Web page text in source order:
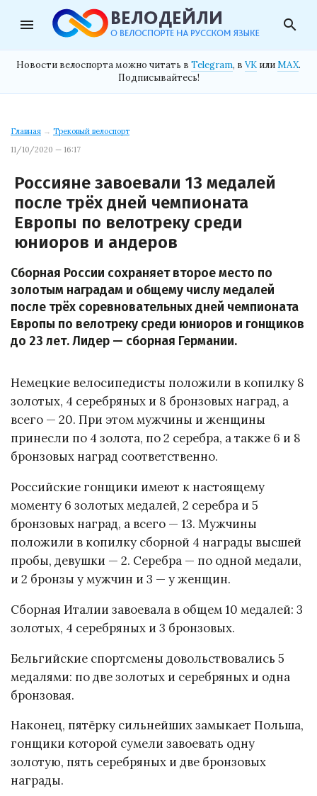
menu search
Новости велоспорта можно читать в Telegram, в VK илиMAX.
Подписывайтесь!
Главная → Трековый велоспорт
11/10/2020 — 16:17
Россияне завоевали 13 медалей
после трёх дней чемпионата
Европы по велотреку среди
юниоров и андеров
Сборная России сохраняет второе место по
золотым наградам и общему числу медалей
после трёх соревновательных дней чемпионата
Европы по велотреку среди юниоров и гонщиков
до 23 лет. Лидер — сборная Германии.
Немецкие велосипедисты положили в копилку 8
золотых, 4 серебряных и 8 бронзовых наград, а
всего — 20. При этом мужчины и женщины
принесли по 4 золота, по 2 серебра, а также 6 и 8
бронзовых наград соответственно.
Российские гонщики имеют к настоящему
моменту 6 золотых медалей, 2 серебра и 5
бронзовых наград, а всего — 13. Мужчины
положили в копилку сборной 4 награды высшей
пробы, девушки — 2. Серебра — по одной медали,
и 2 бронзы у мужчин и 3 — у женщин.
Сборная Италии завоевала в общем 10 медалей: 3
золотых, 4 серебряных и 3 бронзовых.
Бельгийские спортсмены довольствовались 5
медалями: по две золотых и серебряных и одна
бронзовая.
Наконец, пятёрку сильнейших замыкает Польша,
гонщики которой сумели завоевать одну
золотую, пять серебряных и две бронзовых
награды.